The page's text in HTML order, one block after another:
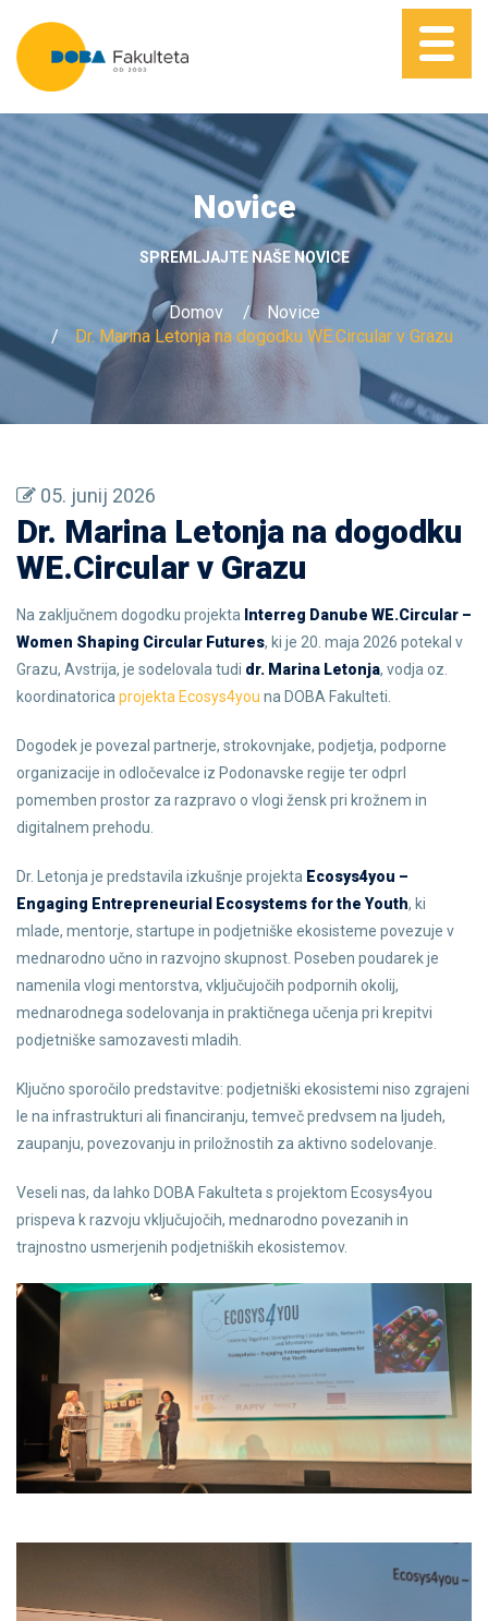
Novice
SPREMLJAJTE NAŠE NOVICE
Domov
Novice
Dr. Marina Letonja na dogodku WE.Circular v Grazu
05. junij 2026
Dr. Marina Letonja na dogodku
WE.Circular v Grazu
Na zaključnem dogodku projekta Interreg Danube WE.Circular –
Women Shaping Circular Futures, ki je 20. maja 2026 potekal v
Grazu, Avstrija, je sodelovala tudi dr. Marina Letonja, vodja oz.
koordinatorica projekta Ecosys4you na DOBA Fakulteti.
Dogodek je povezal partnerje, strokovnjake, podjetja, podporne
organizacije in odločevalce iz Podonavske regije ter odprl
pomemben prostor za razpravo o vlogi žensk pri krožnem in
digitalnem prehodu.
Dr. Letonja je predstavila izkušnje projekta Ecosys4you –
Engaging Entrepreneurial Ecosystems for the Youth, ki
mlade, mentorje, startupe in podjetniške ekosisteme povezuje v
mednarodno učno in razvojno skupnost. Poseben poudarek je
namenila vlogi mentorstva, vključujočih podpornih okolij,
mednarodnega sodelovanja in praktičnega učenja pri krepitvi
podjetniške samozavesti mladih.
Ključno sporočilo predstavitve: podjetniški ekosistemi niso zgrajeni
le na infrastrukturi ali financiranju, temveč predvsem na ljudeh,
zaupanju, povezovanju in priložnostih za aktivno sodelovanje.
Veseli nas, da lahko DOBA Fakulteta s projektom Ecosys4you
prispeva k razvoju vključujočih, mednarodno povezanih in
trajnostno usmerjenih podjetniških ekosistemov.